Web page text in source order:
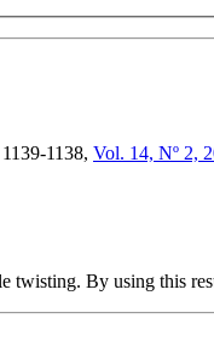
1139-1138, Vol. 14, Nº 2,
twisting. By using this